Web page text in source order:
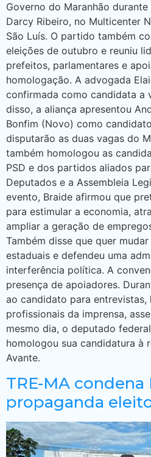
Governo do Maranhão
Darcy Ribeiro, no Multicenter
São Luís. O partido também
eleições de outubro e reuniu
prefeitos, parlamentares e
homologação. A advogada
confirmada como candidata a
disso, a aliança apresentou
Bonfim (Novo) como
disputarão as duas vagas do
também homologou as
PSD e dos partidos aliados
Deputados e a Assembleia
evento, Braide afirmou que
para estimular a economia,
ampliar a geração de
Também disse que quer
estaduais e defendeu uma
interferência política. A
presença de apoiadores.
ao candidato para
profissionais da imprensa,
mesmo dia, o deputado
homologou sua candidatura à
Avante.
TRE-MA
propaganda